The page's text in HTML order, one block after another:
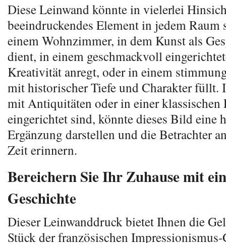
Diese Leinwand könnte in vielerlei
beeindruckendes Element in jedem Raum
einem Wohnzimmer, in dem Kunst als
dient, in einem geschmackvoll
Kreativität anregt, oder in einem
mit historischer Tiefe und Charakter füllt.
mit Antiquitäten oder in einer klassischen
eingerichtet sind, könnte dieses Bild eine
Ergänzung darstellen und die Betrachter
Zeit erinnern.
Bereichern Sie Ihr Zuhause mit
Geschichte
Dieser Leinwanddruck bietet Ihnen die
Stück der französischen